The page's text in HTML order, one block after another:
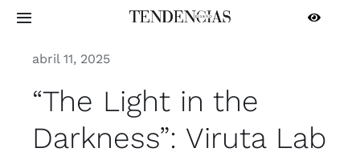
Saltar
contenido
Toggle
ARQUITECTURA
abril 11, 2025
“The Light in the
Darkness”: Viruta Lab